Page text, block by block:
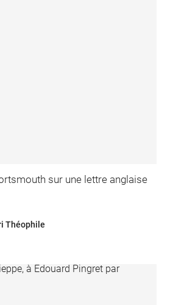
sur une lettre anglaise
Théophile